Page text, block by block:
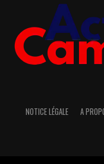
NOTICE LÉGALE A